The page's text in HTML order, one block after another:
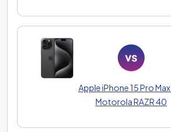
Apple iPhone 15 Pro Max
Motorola RAZR 40